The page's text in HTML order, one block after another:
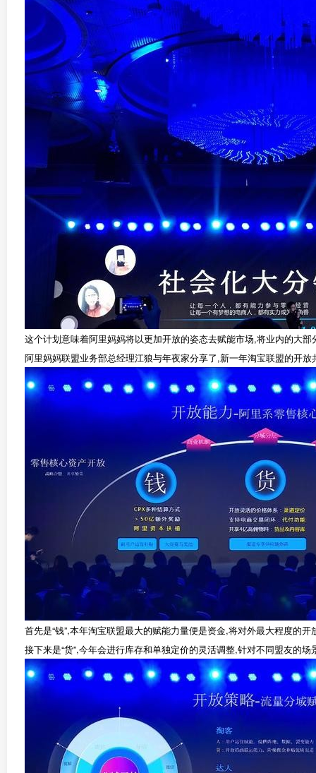
这个计划意味着阿里妈妈将以更加开放的姿态去赋能市场,将业内的大
阿里妈妈联盟业务部总经理江狼与年夜家分享了,新一年淘宝联盟的开
首先是“钱”,本年淘宝联盟最大的赋能力量便是资金,将对外最大程度的开
接下来是“货”,今年会进行库存和单独定价的灵活调整,针对不同盟友的